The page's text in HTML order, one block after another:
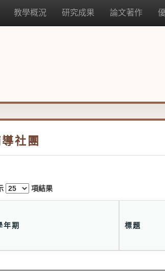
教學概況 研究成果 論文著作
社團
項結果
年期 標題